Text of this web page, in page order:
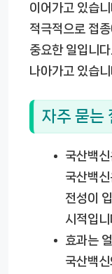
이어가고 있습
적극적으로 접
중요한 일입니
나아가고 있습니
자주 묻는
국산백
국산백
전성이
시적입니
효과는
국산백